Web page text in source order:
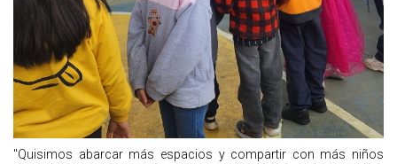
"Quisimos abarcar más espacios y compartir con más niños